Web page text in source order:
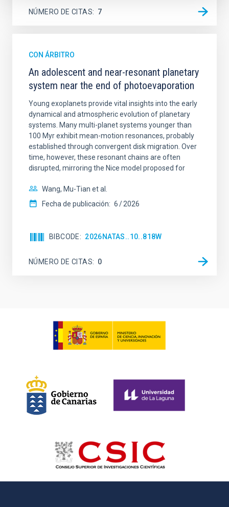
NÚMERO DE CITAS 7
CON ÁRBITRO
An adolescent and near-resonant planetary
system near the end of photoevaporation
Young exoplanets provide vital insights into the early
dynamical and atmospheric evolution of planetary
systems. Many multi-planet systems younger than
100 Myr exhibit mean-motion resonances, probably
established through convergent disk migration. Over
time, however, these resonant chains are often
disrupted, mirroring the Nice model proposed for
Wang, Mu-Tian et al.
Fecha de publicación: 6 2026
BIBCODE 2026NATAS..10..818W
NÚMERO DE CITAS 0